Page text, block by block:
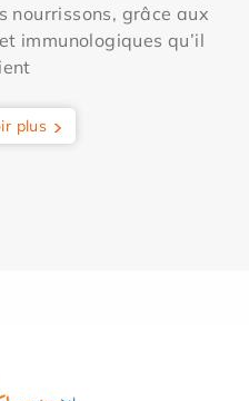
nourrissons, grâce aux
immunologiques qu’il
plus